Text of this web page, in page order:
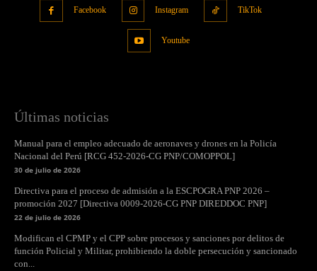
Facebook Instagram TikTok
Youtube
Últimas noticias
Manual para el empleo adecuado de aeronaves y drones en la Policía
Nacional del Perú [RCG 452-2026-CG PNP/COMOPPOL]
30 de julio de 2026
Directiva para el proceso de admisión a la ESCPOGRA PNP 2026 –
promoción 2027 [Directiva 0009-2026-CG PNP DIREDDOC PNP]
22 de julio de 2026
Modifican el CPMP y el CPP sobre procesos y sanciones por delitos de
función Policial y Militar, prohibiendo la doble persecución y sancionado
con...